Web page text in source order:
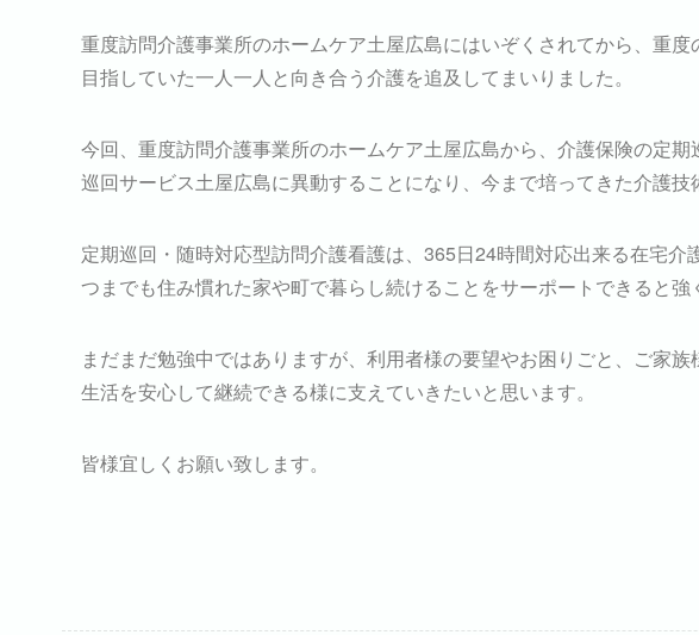
重度訪問介護事業所のホームケア土屋広島にはいぞくされてから、重
目指していた一人一人と向き合う介護を追及してまいりました。
今回、重度訪問介護事業所のホームケア土屋広島から、介護保険の定
巡回サービス土屋広島に異動することになり、今まで培ってきた介護技
定期巡回・随時対応型訪問介護看護は、365日24時間対応出来る在宅
つまでも住み慣れた家や町で暮らし続けることをサーポートできると強
まだまだ勉強中ではありますが、利用者様の要望やお困りごと、ご家
生活を安心して継続できる様に支えていきたいと思います。
皆様宜しくお願い致します。